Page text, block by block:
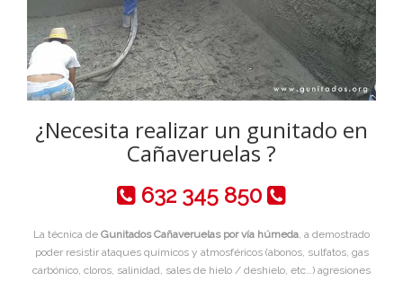
¿Necesita realizar un gunitado en
Cañaveruelas ?
632 345 850
La técnica de Gunitados Cañaveruelas por vía húmeda, a demostrado
poder resistir ataques químicos y atmosféricos (abonos, sulfatos, gas
carbónico, cloros, salinidad, sales de hielo / deshielo, etc…) agresiones